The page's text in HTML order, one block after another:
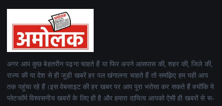
अगर आप कुछ बेहतरीन पढ़ना चाहते हैं या फिर अपने आसपास की, शहर की, जिले की,
राज्य की या देश से ही जुड़ी खबरें हर पल खंगालना चाहते हैं तो समझिए हम यही आप
तक पहुंचा रहे हैं।इस वेबसाइट की हर खबर पर आप पूरा भरोसा कर सकते हैं क्योंकि ये
प्लेटफॉर्म विश्वसनीय खबरों के लिए ही है और हमारा दायित्व आपको ऐसी ही खबरों से रू-